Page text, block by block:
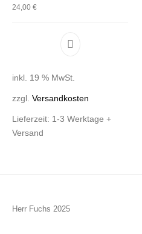
24,00€
inkl. 19 % MwSt.
zzgl.Versandkosten
Lieferzeit: 1-3 Werktage +
Versand
Herr Fuchs 2025